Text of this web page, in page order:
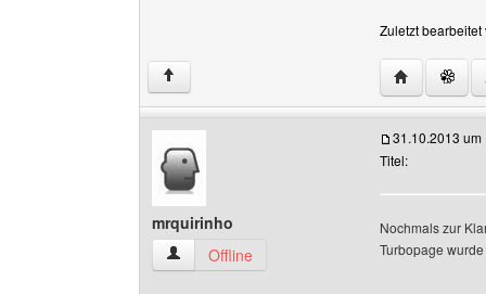
Zuletzt
↑ Website
mrquirinho
mrquirinho Benutzer-Profile anzeigen
Offline
31.10.2013 um
Titel:
Nochmals zur
Turbopage